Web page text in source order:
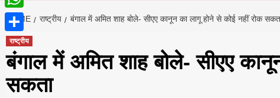
HOME राष्ट्रीय बंगाल में अमित शाह बोले- सीएए कानून का लागू होने से कोई नहीं रोक
राष्ट्रीय
बंगाल में अमित शाह बोले- सीएए
सकता
WhatsApp
Share